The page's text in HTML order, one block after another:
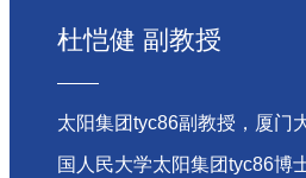
杜恺健 副教授
太阳集团tyc86副教授，厦门
国人民大学太阳集团tyc86博